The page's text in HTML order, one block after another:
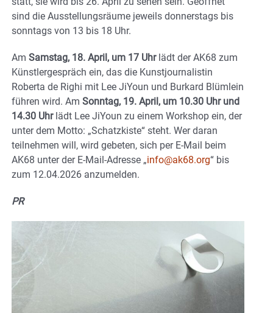
sind die Ausstellungsräume jeweils donnerstags bis
sonntags von 13 bis 18 Uhr.
Am Samstag, 18. April, um 17 Uhrlädt der AK68 zum
Künstlergespräch ein, das die Kunstjournalistin
Roberta de Righi mit Lee JiYoun und Burkard Blümlein
führen wird. Am Sonntag, 19. April, um 10.30 Uhr und
14.30 Uhr lädt Lee JiYoun zu einem Workshop ein, der
unter dem Motto: „Schatzkiste“ steht. Wer daran
teilnehmen will, wird gebeten, sich per E-Mail beim
AK68 unter der E-Mail-Adresse „info@ak68.org“ bis
zum 12.04.2026 anzumelden.
PR